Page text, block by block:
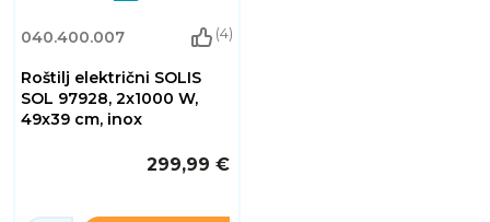
040.400.007 (4)
Roštilj električni SOLIS
SOL 97928, 2x1000 W,
49x39 cm, inox
299,99 €